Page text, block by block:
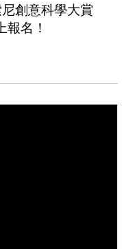
創意科學大賞
名！